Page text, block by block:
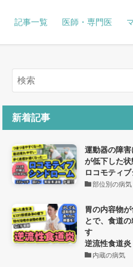
記事一覧 医師・専門医
新着記事
運動器の障
が低下した状
ロコモティ
部位別の病気
胃の内容物
とで、食道
す
逆流性食道炎
内蔵の病気